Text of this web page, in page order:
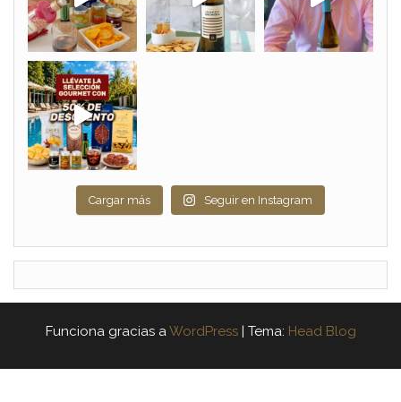
Cargar más Seguir en Instagram
Funciona gracias aWordPress | Tema: Head Blog